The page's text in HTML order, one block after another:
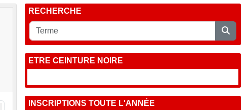
RECHERCHE
ETRE CEINTURE NOIRE
INSCRIPTIONS TOUTE L'ANNÉE